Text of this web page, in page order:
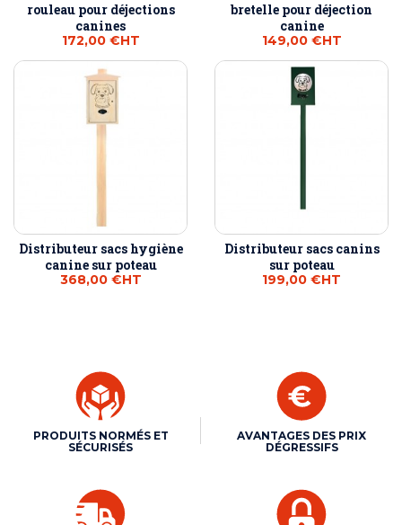
rouleau pour déjections
canines
172,00 €HT
bretelle pour déjection
canine
149,00 €HT
Distributeur sacs hygiène
canine sur poteau
368,00 €HT
Distributeur sacs canins
sur poteau
199,00 €HT
PRODUITS NORMÉS ET
SÉCURISÉS
AVANTAGES DES PRIX
DÉGRESSIFS